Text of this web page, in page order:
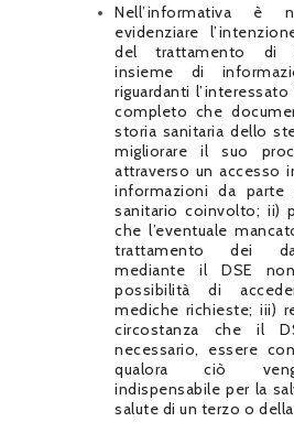
Nell’informativa è
evidenziare
del trattamento di
insieme di
riguardanti
completo che
storia sanitaria dello
migliorare il suo
attraverso un accesso
informazioni da parte
sanitario coinvolto; ii)
che l’eventuale
trattamento dei
mediante il DSE
possibilità di
mediche richieste; iii)
circostanza che il
necessario, essere
qualora ciò
indispensabile per la
salute di un terzo o